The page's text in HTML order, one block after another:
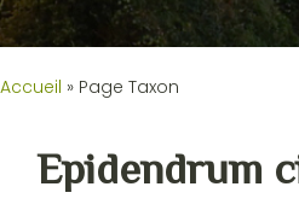
Accueil » Page Taxon
Epidendrum